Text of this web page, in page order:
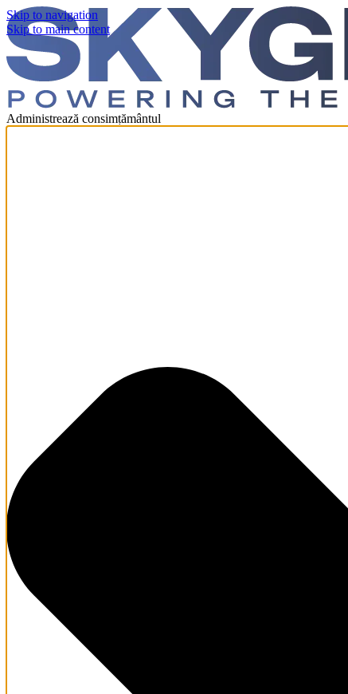
Administrează consimțământul
Skip to navigation
Skip to main content